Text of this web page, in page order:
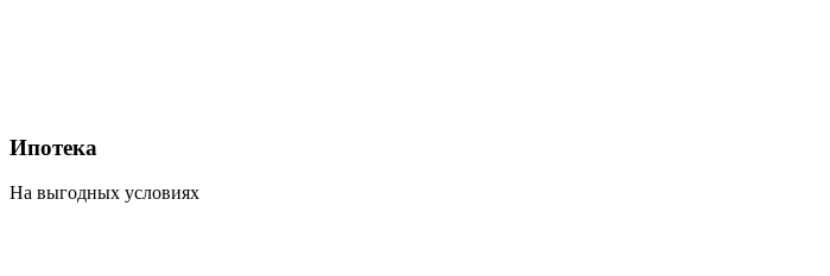
Ипотека
На выгодных условиях